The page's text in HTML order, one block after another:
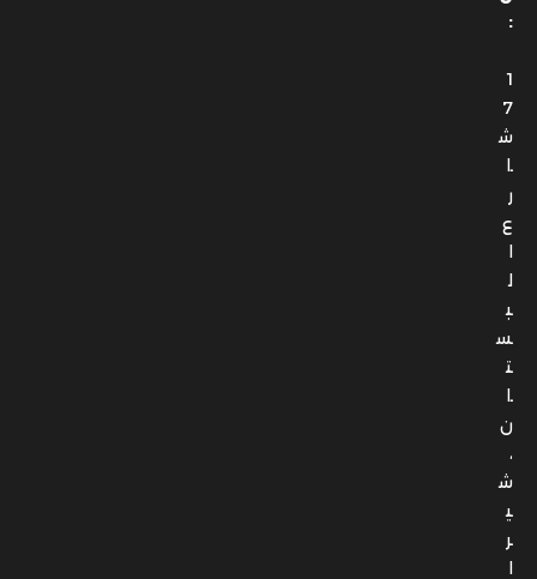
:
1
7
ش
ا
ر
ع
ا
ل
ب
س
ت
ا
ن
،
ش
ي
ر
ا